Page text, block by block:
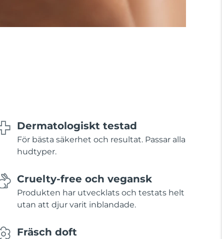
Dermatologiskt testad
För bästa säkerhet och resultat. Passar alla
hudtyper.
Cruelty-free och vegansk
Produkten har utvecklats och testats helt
utan att djur varit inblandade.
Fräsch doft